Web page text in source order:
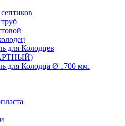
для Колодцев
для Колодца Ø 1700 мм.